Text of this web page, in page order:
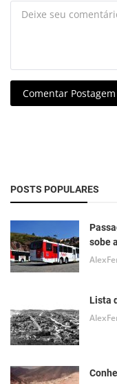
Comentar Postagem
POSTS POPULARES
sobe
Lista